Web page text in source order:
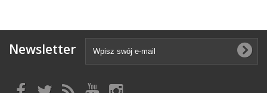
Newsletter